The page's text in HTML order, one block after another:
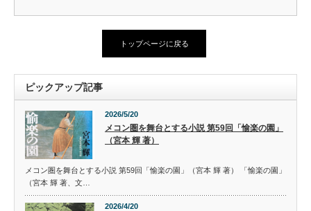
トップページに戻る
ピックアップ記事
2026/5/20
メコン圏を舞台とする小説 第59回「愉楽の園」
（宮本 輝 著）
メコン圏を舞台とする小説 第59回「愉楽の園」（宮本 輝 著） 「愉楽の園」
（宮本 輝 著、文…
2026/4/20